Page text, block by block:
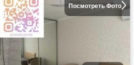
Посмотреть Фото